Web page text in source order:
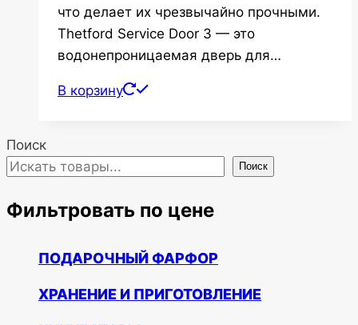
что делает их чрезвычайно прочными.
Thetford Service Door 3 — это
водонепроницаемая дверь для…
В корзину
Поиск
Поиск
Фильтровать по цене
ПОДАРОЧНЫЙ ФАРФОР
ХРАНЕНИЕ И ПРИГОТОВЛЕНИЕ